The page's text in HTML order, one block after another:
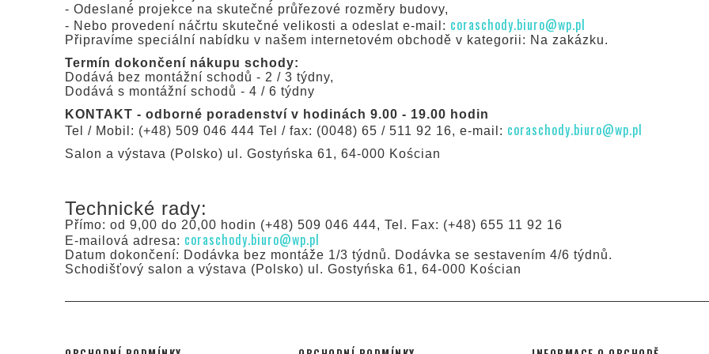
- Odeslané projekce na skutečné průřezové rozměry budovy,
- Nebo provedení náčrtu skutečné velikosti a odeslat e-mail: coraschody.biuro@wp.pl
Připravíme speciální nabídku v našem internetovém obchodě v kategorii: Na zakázku.
Termín dokončení nákupu schody:
Dodává bez montážní schodů - 2 / 3 týdny,
Dodává s montážní schodů - 4 / 6 týdny
KONTAKT - odborné poradenství v hodinách 9.00 - 19.00 hodin
Tel / Mobil: (+48) 509 046 444 Tel / fax: (0048) 65 / 511 92 16, e-mail: coraschody.biuro@wp.pl
Salon a výstava (Polsko) ul. Gostyńska 61, 64-000 Kościan
Technické rady:
Přímo: od 9,00 do 20,00 hodin (+48) 509 046 444, Tel. Fax: (+48) 655 11 92 16
E-mailová adresa: coraschody.biuro@wp.pl
Datum dokončení: Dodávka bez montáže 1/3 týdnů. Dodávka se sestavením 4/6 týdnů.
Schodišťový salon a výstava (Polsko) ul. Gostyńska 61, 64-000 Kościan